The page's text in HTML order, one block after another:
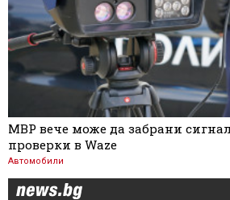
МВР вече може да забрани
проверки в Waze
Автомобили